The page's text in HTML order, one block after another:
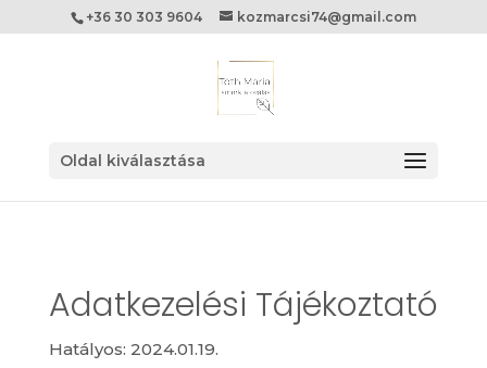
+36 30 303 9604 kozmarcsi74@gmail.com
Oldal kiválasztása
Adatkezelési Tájékoztató
Hatályos: 2024.01.19.